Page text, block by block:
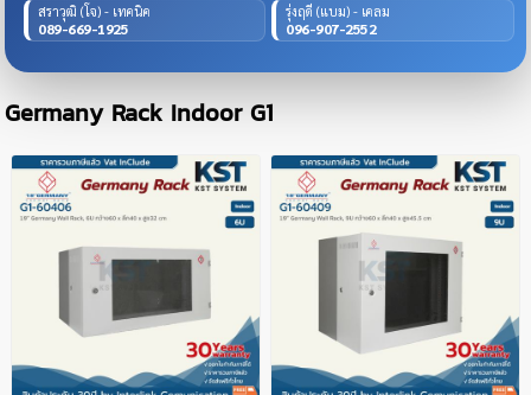
สราวุฒิ (โจ) - เทคนิค
089-669-1925
รุ่งฤดี (แบม) - เคลม
096-907-2552
Germany Rack Indoor G1